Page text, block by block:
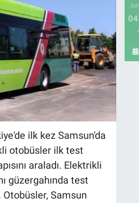
ilk kez Samsun'da
otobüsler ilk test
araladı. Elektrikli
güzergahında test
Otobüsler, Samsun